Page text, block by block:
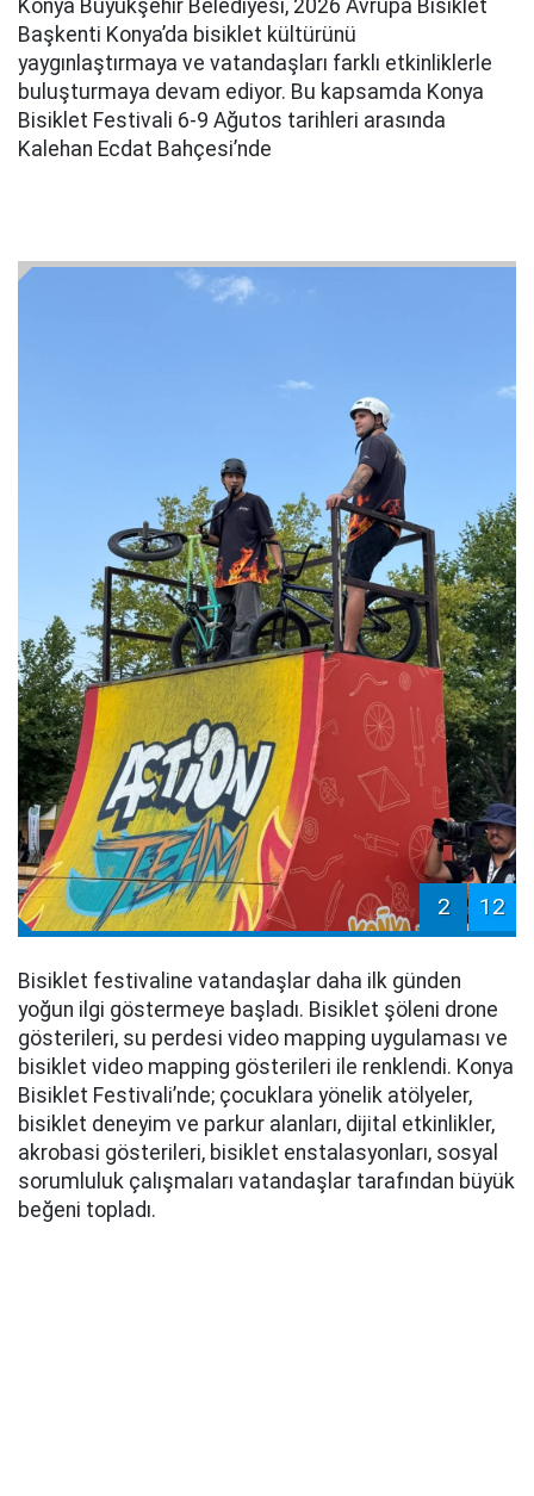
Konya Büyükşehir Belediyesi, 2026 Avrupa Bisiklet
Başkenti Konya’da bisiklet kültürünü
yaygınlaştırmaya ve vatandaşları farklı etkinliklerle
buluşturmaya devam ediyor. Bu kapsamda Konya
Bisiklet Festivali 6-9 Ağutos tarihleri arasında
Kalehan Ecdat Bahçesi’nde
2 12
Bisiklet festivaline vatandaşlar daha ilk günden
yoğun ilgi göstermeye başladı. Bisiklet şöleni drone
gösterileri, su perdesi video mapping uygulaması ve
bisiklet video mapping gösterileri ile renklendi. Konya
Bisiklet Festivali’nde; çocuklara yönelik atölyeler,
bisiklet deneyim ve parkur alanları, dijital etkinlikler,
akrobasi gösterileri, bisiklet enstalasyonları, sosyal
sorumluluk çalışmaları vatandaşlar tarafından büyük
beğeni topladı.